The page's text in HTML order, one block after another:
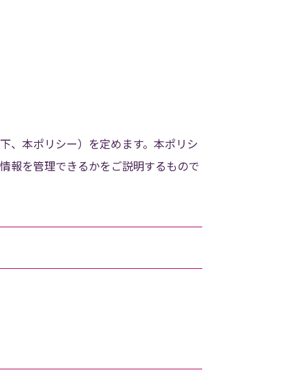
、本ポリシー）を定めます。本ポリシ
報を管理できるかをご説明するもので